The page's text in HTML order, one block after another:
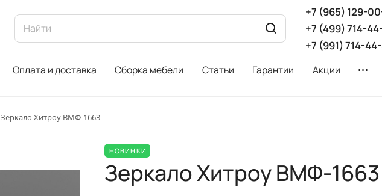
+7 (965) 129-
+7 (499) 714-
+7 (991) 714-
Оплата и доставка Сборка мебели Статьи Гарантии Акции
Зеркало Хитроу ВМФ-1663
НОВИНКИ
Зеркало Хитроу ВМФ-1663